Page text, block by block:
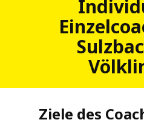
Ziele des